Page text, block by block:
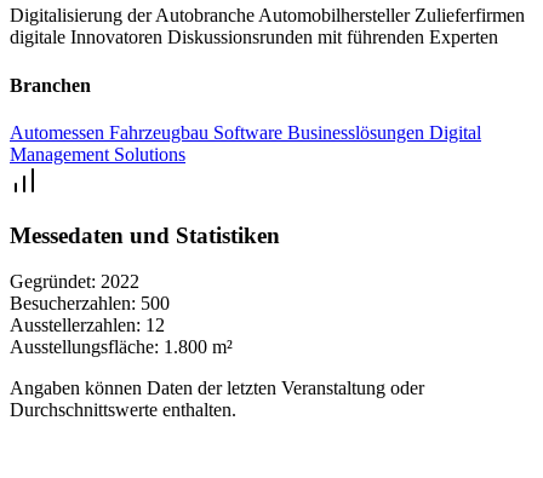
Digitalisierung der Autobranche Automobilhersteller Zulieferfirmen
digitale Innovatoren Diskussionsrunden mit führenden Experten
Branchen
Automessen Fahrzeugbau Software Businesslösungen Digital
Management Solutions
Messedaten und Statistiken
Gegründet: 2022
Besucherzahlen: 500
Ausstellerzahlen: 12
Ausstellungsfläche: 1.800 m²
Angaben können Daten der letzten Veranstaltung oder
Durchschnittswerte enthalten.